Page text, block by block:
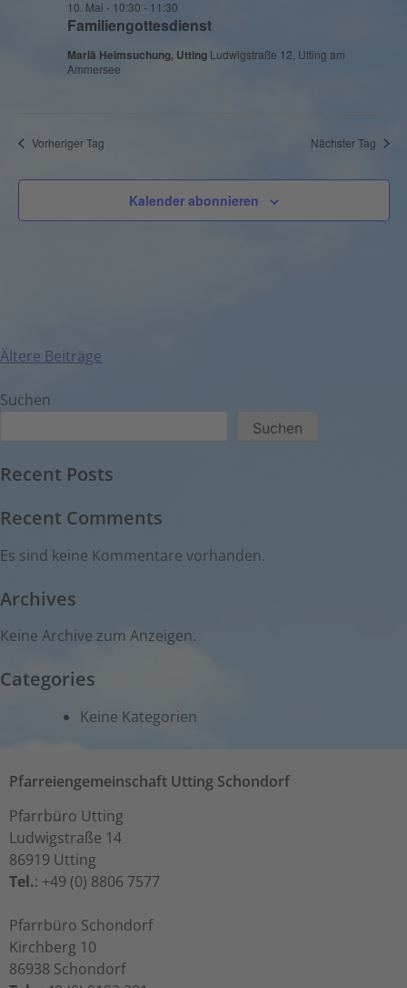
Familiengottesdienst
10. Mai - 10:30 - 11:30
Mariä Heimsuchung, Utting Ludwigstraße 12, Utting am
Ammersee
Vorheriger Tag Nächster Tag
Kalender abonnieren
Ältere Beiträge
Suchen
Suchen
Recent Posts
Recent Comments
Es sind keine Kommentare vorhanden.
Archives
Keine Archive zum Anzeigen.
Categories
Keine Kategorien
Pfarreiengemeinschaft Utting Schondorf
Pfarrbüro Utting
Ludwigstraße 14
86919 Utting
Tel.: +49 (0) 8806 7577
Pfarrbüro Schondorf
Kirchberg 10
86938 Schondorf